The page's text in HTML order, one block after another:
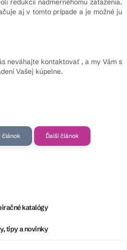
redukcii nadmernéhomu zaťaženia.
aj v tomto prípade a je možné ju
neváhajte kontaktovať , a my Vám s
Vašej kúpelne.
článok Ďalší článok
katalógy
tipy a novinky